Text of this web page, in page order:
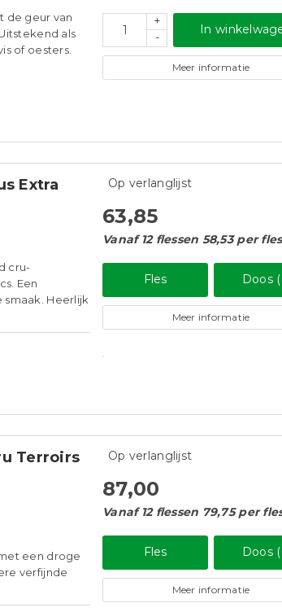
de geur van
als
of oesters.
+
-
In
Meer informatie
Extra
cru-
Een
Heerlijk
Op verlanglijst
63,85
Vanaf 12 flessen 58,53 per fles
Fles Doos
Meer informatie
87,00
Vanaf 12 flessen 79,75 per